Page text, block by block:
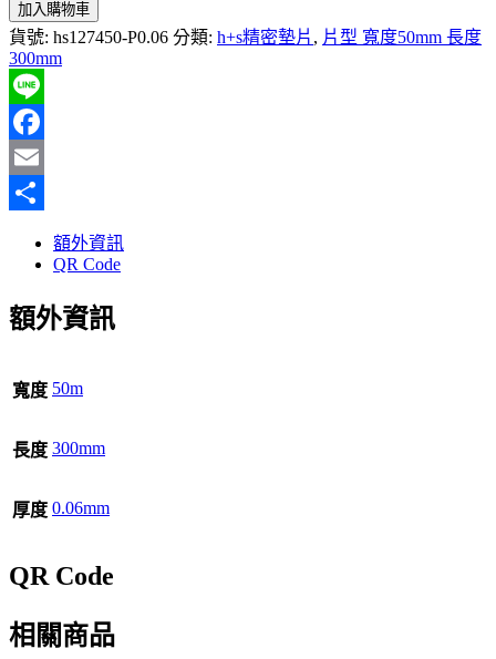
加入購物車
貨號: hs127450-P0.06 分類: h+s精密墊片 , 片型 寬度50mm 長度
300mm
Line
Facebook
Email
額外資訊
QR Code
額外資訊
寬度 50m
長度 300mm
厚度 0.06mm
QR Code
相關商品